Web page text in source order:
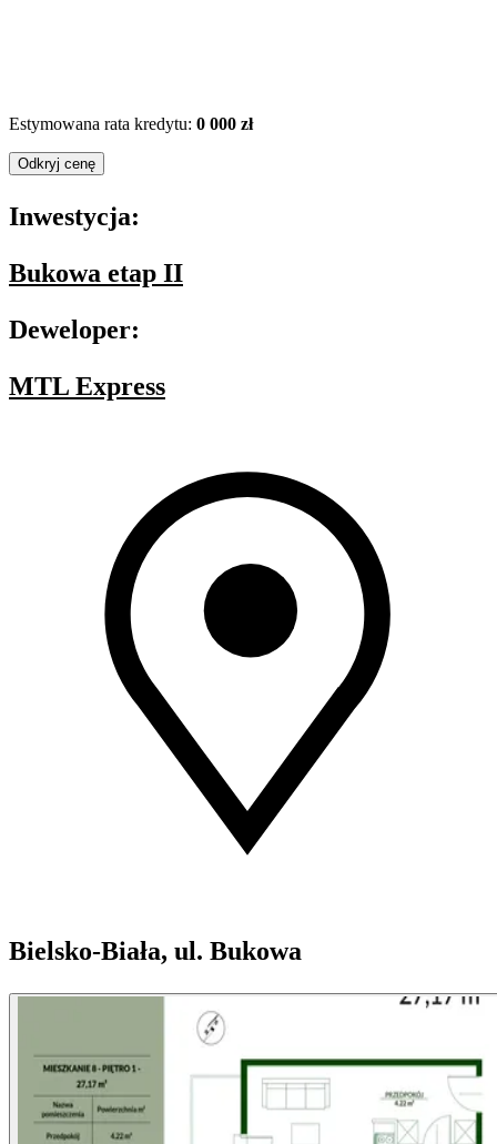
Estymowana rata kredytu: 0 000 zł
Odkryj cenę
Inwestycja:
Bukowa etap II
Deweloper:
MTL Express
Bielsko-Biała, ul. Bukowa